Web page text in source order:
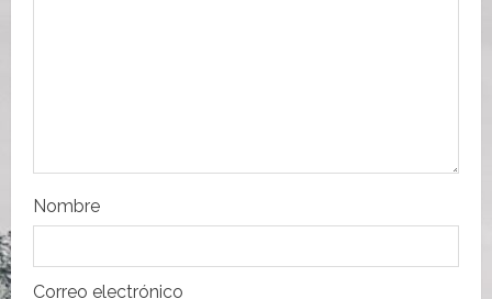
t
r
a
Nombre
Correo electrónico